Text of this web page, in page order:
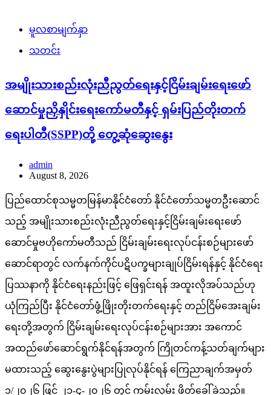
မူလစာမျက်နှာ
သတင်း
အမျိုးသားစည်းလုံးညီညွတ်ရေးနှင့်ငြိမ်းချမ်းရေးဖော်
ဆောင်မှုညှိနှိုင်းရေးကော်မတီနှင့် ရှမ်းပြည်တိုးတက်
ရေးပါတီ(SSPP)တို့ တွေ့ဆုံဆွေးနွေး
admin
August 8, 2026
ပြည်ထောင်စုသမ္မတမြန်မာနိုင်ငံတော် နိုင်ငံတော်သမ္မတဦးဆောင်
သည့် အမျိုးသားစည်းလုံးညီညွတ်ရေးနှင့်ငြိမ်းချမ်းရေးဖော်
ဆောင်မှုဗဟိုကော်မတီသည် ငြိမ်းချမ်းရေးလုပ်ငန်းစဉ်များဖော်
ဆောင်ရာတွင် လက်နက်ကိုင်ပဋိပက္ခများချုပ်ငြိမ်းရန်နှင့် နိုင်ငံရေး
ပြဿနာကို နိုင်ငံရေးနည်းဖြင့် ဖြေရှင်းရန် အထူးလိုအပ်သည်ဟု
ယုံကြည်ပြီး နိုင်ငံတော်ဖွံ့ဖြိုးတိုးတက်ရေးနှင့် တည်ငြိမ်အေးချမ်း
ရေးတို့အတွက် ငြိမ်းချမ်းရေးလုပ်ငန်းစဉ်များအား အကောင်
အထည်ဖော်ဆောင်ရွက်နိုင်ရန်အတွက် ကြိုတင်ကန့်သတ်ချက်များ
မထားသည့် ဆွေးနွေးပွဲများပြုလုပ်နိုင်ရန် ကြေညာချက်အမှတ်
၁/၂၀၂၆ ဖြင့် ၂၁-၄-၂၀၂၆ တွင် ကမ်းလှမ်း ဖိတ်ခေါ်ခဲ့သည်။